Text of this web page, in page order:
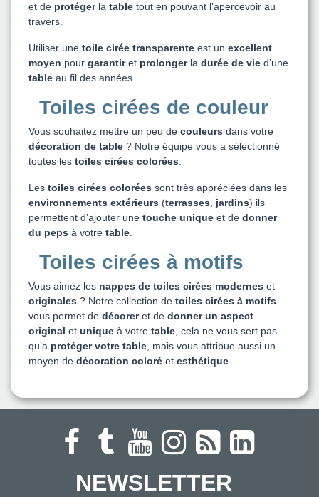
et de protégerla table tout en pouvant l’apercevoir au
travers.
Utiliser une toile cirée transparente est un excellent
moyen pour garantiret prolongerla durée de vie d’une
table au fil des années.
Toiles cirées de couleur
Vous souhaitez mettre un peu de couleurs dans votre
décoration de table ? Notre équipe vous a sélectionné
toutes les toiles cirées colorées
Les toiles cirées colorées sont très appréciées dans les
environnements extérieurs (terrasses jardins) ils
permettent d’ajouter une touche unique et de donner
du peps à votre table
Toiles cirées à motifs
Vous aimez les nappes de toiles cirées modernes et
originales ? Notre collection de toiles cirées à motifs
vous permet de décoreret de donner un aspect
original et unique à votre table , cela ne vous sert pas
qu’a protéger votre table , mais vous attribue aussi un
moyen de décoration coloré et esthétique
NEWSLETTER